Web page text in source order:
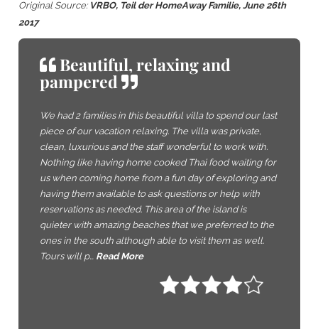
Original Source: VRBO, Teil der HomeAway Familie, June 26th
2017
Beautiful, relaxing and
pampered
We had 2 families in this beautiful villa to spend our last
piece of our vacation relaxing. The villa was private,
clean, luxurious and the staff wonderful to work with.
Nothing like having home cooked Thai food waiting for
us when coming home from a fun day of exploring and
having them available to ask questions or help with
reservations as needed. This area of the island is
quieter with amazing beaches that we preferred to the
ones in the south although able to visit them as well.
Tours will p… Read More